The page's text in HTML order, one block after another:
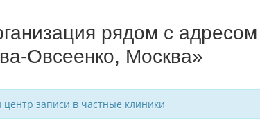
рядом с адресом
Овсеенко, Москва»
записи в частные клиники